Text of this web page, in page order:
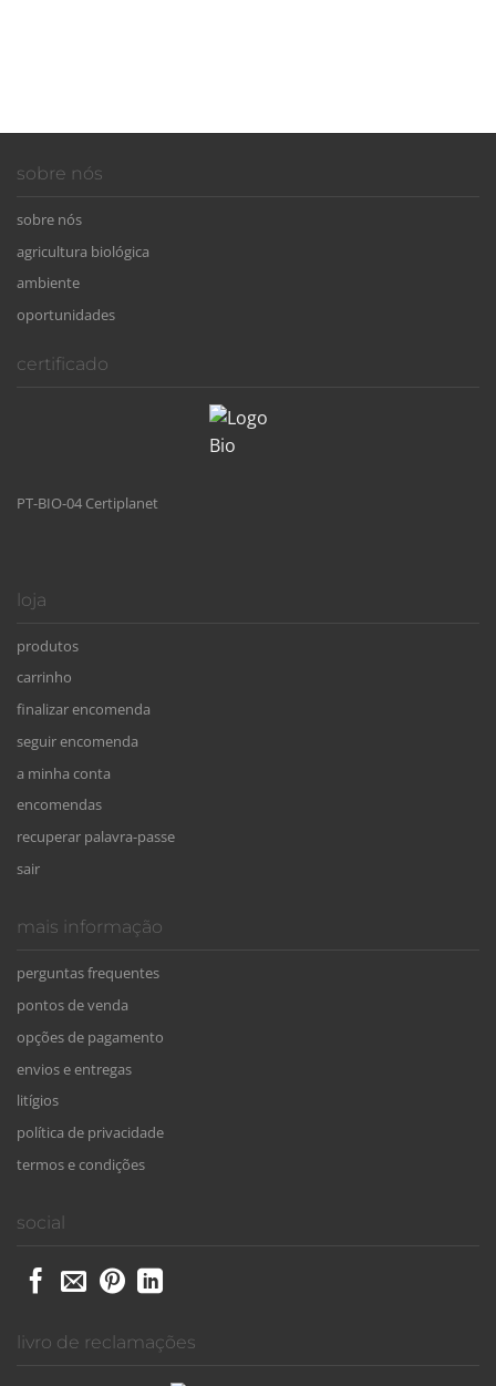
sobre nós
sobre nós
agricultura biológica
ambiente
oportunidades
certificado
PT-BIO-04 Certiplanet
loja
produtos
carrinho
finalizar encomenda
seguir encomenda
a minha conta
encomendas
recuperar palavra-passe
sair
mais informação
perguntas frequentes
pontos de venda
opções de pagamento
envios e entregas
litígios
política de privacidade
termos e condições
social
livro de reclamações